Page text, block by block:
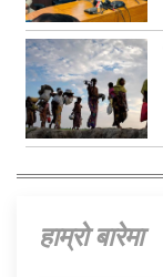
हाम्राे बारेमा